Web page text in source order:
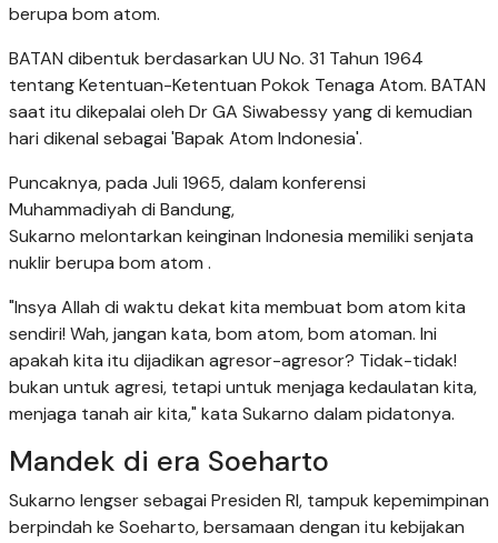
berupa bom atom.
BATAN dibentuk berdasarkan UU No. 31 Tahun 1964
tentang Ketentuan-Ketentuan Pokok Tenaga Atom. BATAN
saat itu dikepalai oleh Dr GA Siwabessy yang di kemudian
hari dikenal sebagai 'Bapak Atom Indonesia'.
Puncaknya, pada Juli 1965, dalam konferensi
Muhammadiyah di Bandung,
Sukarno melontarkan keinginan Indonesia memiliki senjata
nuklir berupa bom atom .
"Insya Allah di waktu dekat kita membuat bom atom kita
sendiri! Wah, jangan kata, bom atom, bom atoman. Ini
apakah kita itu dijadikan agresor-agresor? Tidak-tidak!
bukan untuk agresi, tetapi untuk menjaga kedaulatan kita,
menjaga tanah air kita," kata Sukarno dalam pidatonya.
Mandek di era Soeharto
Sukarno lengser sebagai Presiden RI, tampuk kepemimpinan
berpindah ke Soeharto, bersamaan dengan itu kebijakan